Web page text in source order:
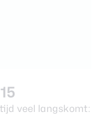
veel langskomt: